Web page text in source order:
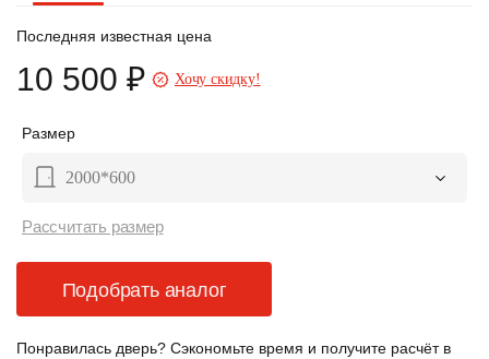
Размер
2000*600
Рассчитать размер
Последняя известная цена
10 500 ₽ Хочу скидку!
Подобрать аналог
Понравилась дверь? Сэкономьте время и получите расчёт в